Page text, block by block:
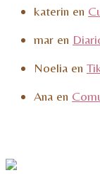
katerin en
mar en
Noelia en
Ana en